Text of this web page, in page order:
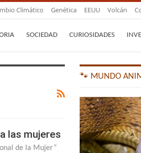
Climático Genética EEUU Volcán
SOCIEDAD CURIOSIDADES
las mujeres
de la Mujer”
🐾 MUNDO